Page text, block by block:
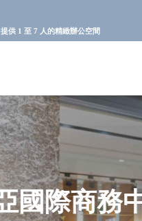
提供 1 至 7 人的精緻辦公空間